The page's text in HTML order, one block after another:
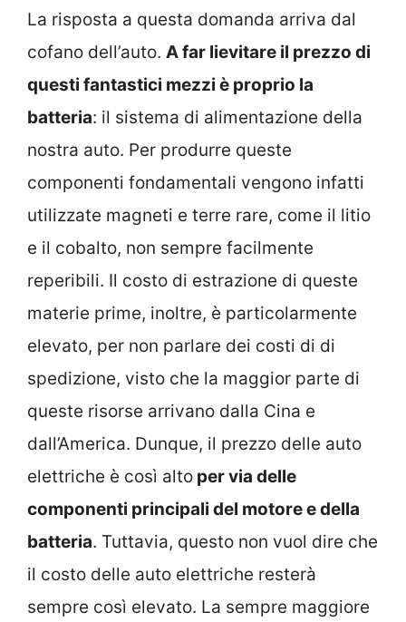
La risposta a questa domanda arriva dal
cofano dell’auto. A far lievitare il prezzo di
questi fantastici mezzi è proprio la
batteria: il sistema di alimentazione della
nostra auto. Per produrre queste
componenti fondamentali vengono infatti
utilizzate magneti e terre rare, come il litio
e il cobalto, non sempre facilmente
reperibili. Il costo di estrazione di queste
materie prime, inoltre, è particolarmente
elevato, per non parlare dei costi di di
spedizione, visto che la maggior parte di
queste risorse arrivano dalla Cina e
dall’America. Dunque, il prezzo delle auto
elettriche è così alto per via delle
componenti principali del motore e della
batteria. Tuttavia, questo non vuol dire che
il costo delle auto elettriche resterà
sempre così elevato. La sempre maggiore